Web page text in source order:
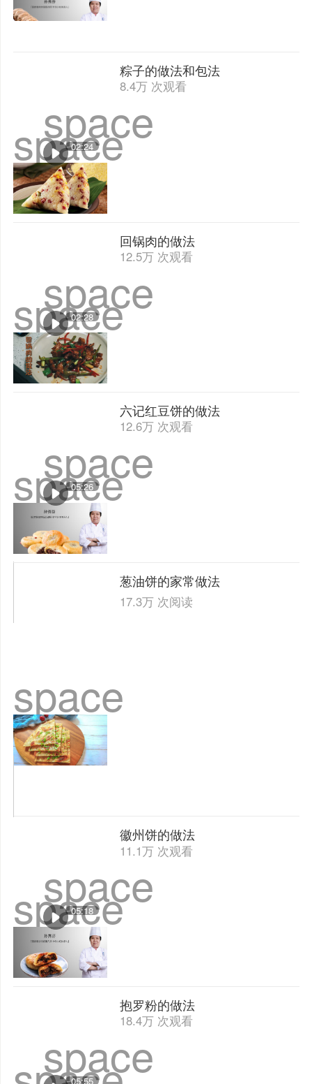
space
space
02:24
粽子的做法和包法
8.4万 次观看
space
space
02:28
回锅肉的做法
12.5万 次观看
space
space
05:26
六记红豆饼的做法
12.6万 次观看
space
葱油饼的家常做法
17.3万 次阅读
space
space
05:18
徽州饼的做法
11.1万 次观看
space
05:55
抱罗粉的做法
18.4万 次观看